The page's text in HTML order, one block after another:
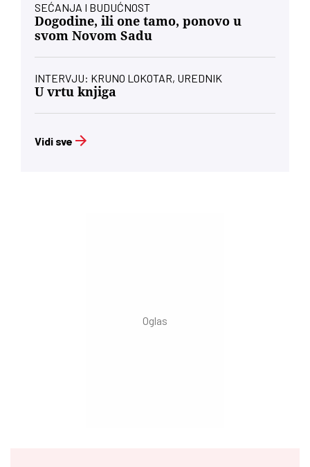
SEĆANJA I BUDUĆNOST
Dogodine, ili one tamo, ponovo u
svom Novom Sadu
INTERVJU: KRUNO LOKOTAR, UREDNIK
U vrtu knjiga
Vidi sve